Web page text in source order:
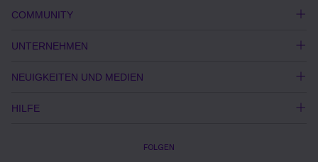
COMMUNITY
UNTERNEHMEN
NEUIGKEITEN UND MEDIEN
HILFE
FOLGEN